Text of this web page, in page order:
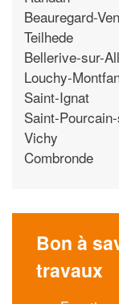
Beauregard-
Teilhede
Bellerive-sur-
Louchy-
Saint-Ignat
Saint-
Vichy
Combronde
Bon à
travaux